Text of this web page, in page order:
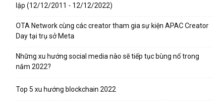
lập (12/12/2011 - 12/12/2022)
OTA Network cùng các creator tham gia sự kiện APAC Creator
Day tại trụ sở Meta
Những xu hướng social media nào sẽ tiếp tục bùng nổ trong
năm 2022?
Top 5 xu hướng blockchain 2022